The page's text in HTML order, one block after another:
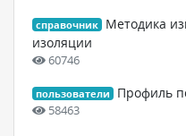
справочник
Методика
изоляции
60746
пользователи Профиль
58463